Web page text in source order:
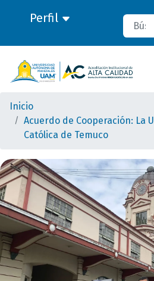
Perfil Buscar
Inicio
Acuerdo de Cooperación: La
Católica de Temuco